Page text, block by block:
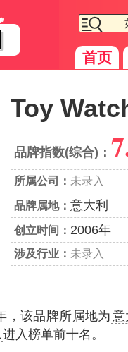
首页
Toy
品牌指数(综合)：
所属公司： 未录入
品牌属地： 意大利
创立时间： 2006年
涉及行业： 未录入
，该品牌所属地为 意
进入榜单前十名。